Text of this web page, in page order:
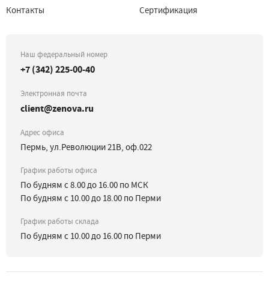
Контакты
Сертификация
Наш федеральный номер
+7 (342) 225-00-40
Электронная почта
client@zenova.ru
Адрес офиса
Пермь, ул.Революции 21В, оф.022
График работы офиса
По будням с 8.00 до 16.00 по МСК
По будням с 10.00 до 18.00 по Перми
График работы склада
По будням с 10.00 до 16.00 по Перми